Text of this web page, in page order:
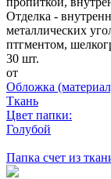
Отделка -
металлических
птгментом,
30 шт.
от
Обложка
Ткань
Цвет папки:
Голубой
Папка счет из